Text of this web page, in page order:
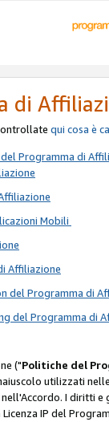
di
qui cosa è
Programma di
Mobili
Affiliazione
del Programma di
del Programma di
("Politiche del
utilizzati
I diritti
IP del